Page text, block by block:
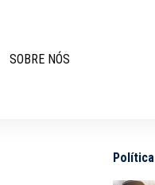
SOBRE NÓS
Política